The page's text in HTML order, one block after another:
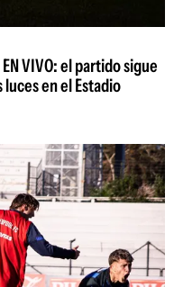
VIVO: el partido sigue
en el Estadio